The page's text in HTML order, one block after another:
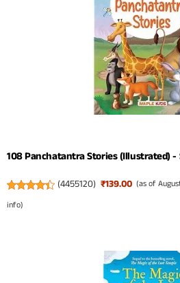
108 Panchatantra Stories (Illustrated) -
(4455120) ₹139.00 (as of
info)